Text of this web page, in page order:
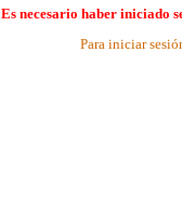
Es necesario haber iniciado
Para iniciar